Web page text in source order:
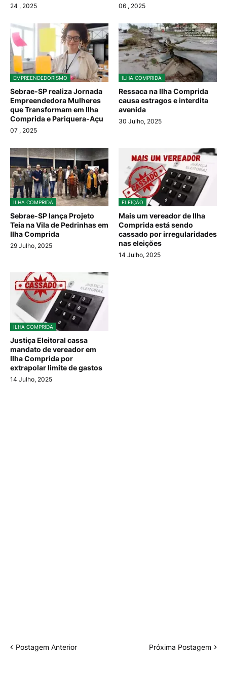
24 , 2025 06 , 2025
EMPREENDEDORISMO
Sebrae-SP realiza Jornada
Empreendedora Mulheres
que Transformam em Ilha
Comprida e Pariquera-Açu
07 , 2025
ILHA COMPRIDA
Ressaca na Ilha Comprida
causa estragos e interdita
avenida
30 Julho, 2025
ILHA COMPRIDA
Sebrae-SP lança Projeto
Teia na Vila de Pedrinhas em
Ilha Comprida
29 Julho, 2025
ELEIÇÃO
Mais um vereador de Ilha
Comprida está sendo
cassado por irregularidades
nas eleições
14 Julho, 2025
ILHA COMPRIDA
Justiça Eleitoral cassa
mandato de vereador em
Ilha Comprida por
extrapolar limite de gastos
14 Julho, 2025
Postagem Anterior Próxima Postagem